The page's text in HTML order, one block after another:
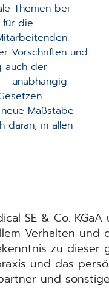
Themen bei
die
Vorschriften und
auch der
unabhängig
Maßstäbe
daran, in allen
SE & Co.
Verhalten
zu
und das
und